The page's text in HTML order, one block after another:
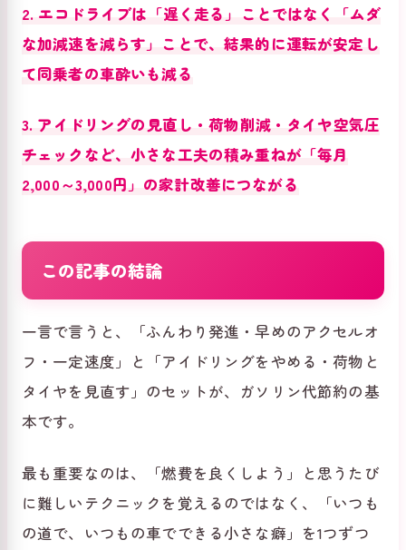
2. エコドライブは「遅く走る」ことではなく「ムダ
な加減速を減らす」ことで、結果的に運転が安定し
て同乗者の車酔いも減る
3. アイドリングの見直し・荷物削減・タイヤ空気圧
チェックなど、小さな工夫の積み重ねが「毎月
2,000～3,000円」の家計改善につながる
この記事の結論
一言で言うと、「ふんわり発進・早めのアクセルオ
フ・一定速度」と「アイドリングをやめる・荷物と
タイヤを見直す」のセットが、ガソリン代節約の基
本です。
最も重要なのは、「燃費を良くしよう」と思うたび
に難しいテクニックを覚えるのではなく、「いつも
の道で、いつもの車でできる小さな癖」を1つずつ